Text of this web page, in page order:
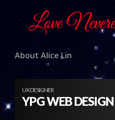
About Alice Lin
UX DESIGNER
YPG WEB DESIGN